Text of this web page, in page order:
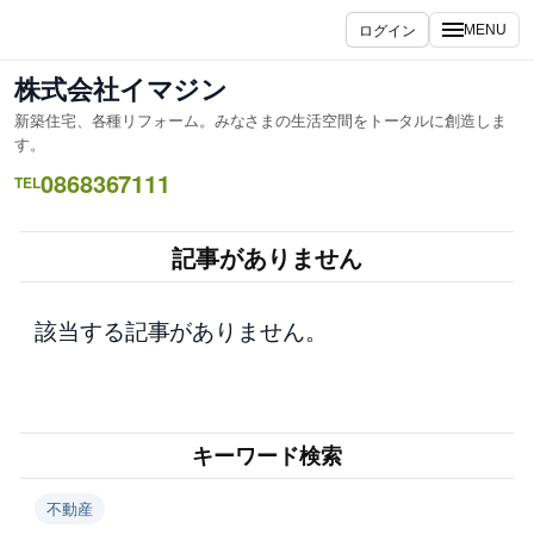
を
ス
キ
ッ
プ
ログイン MENU
株式会社イマジン
新築住宅、各種リフォーム。みなさまの生活空間をトータルに創造しま
す。
TEL0868367111
記事がありません
該当する記事がありません。
キーワード検索
不動産